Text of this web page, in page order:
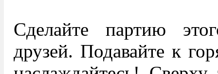
Сделайте партию
друзей. Подавайте к